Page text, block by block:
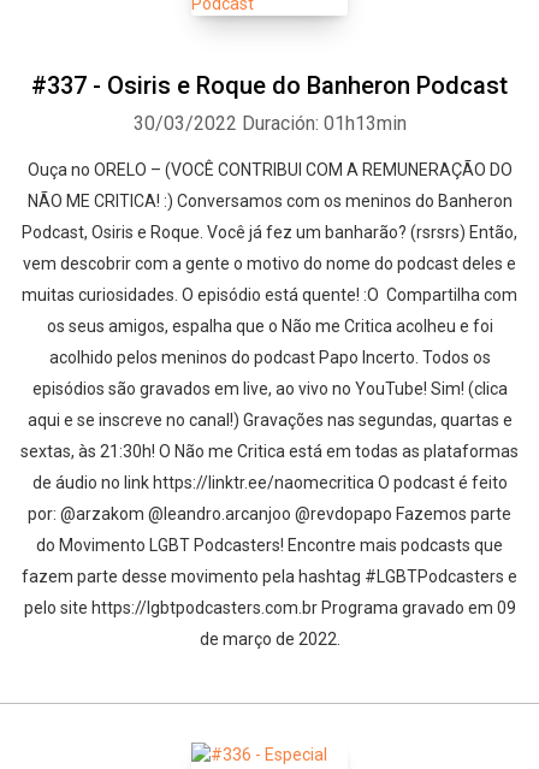
#337 - Osiris e Roque do Banheron Podcast
30/03/2022 Duración: 01h13min
Ouça no ORELO – (VOCÊ CONTRIBUI COM A REMUNERAÇÃO DO
NÃO ME CRITICA! :) Conversamos com os meninos do Banheron
Podcast, Osiris e Roque. Você já fez um banharão? (rsrsrs) Então,
vem descobrir com a gente o motivo do nome do podcast deles e
muitas curiosidades. O episódio está quente! :O Compartilha com
os seus amigos, espalha que o Não me Critica acolheu e foi
acolhido pelos meninos do podcast Papo Incerto. Todos os
episódios são gravados em live, ao vivo no YouTube! Sim! (clica
aqui e se inscreve no canal!) Gravações nas segundas, quartas e
sextas, às 21:30h! O Não me Critica está em todas as plataformas
de áudio no link https://linktr.ee/naomecritica O podcast é feito
por: @arzakom @leandro.arcanjoo @revdopapo Fazemos parte
do Movimento LGBT Podcasters! Encontre mais podcasts que
fazem parte desse movimento pela hashtag #LGBTPodcasters e
pelo site https://lgbtpodcasters.com.br Programa gravado em 09
de março de 2022.